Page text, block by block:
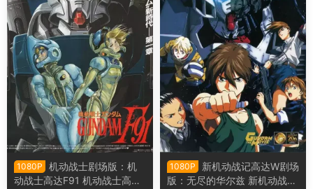
1080P
机动战士剧场版：机
动战士高达F91 机动战士高达
1080P
新机动战记高达W剧场
版：无尽的华尔兹 新机动战记